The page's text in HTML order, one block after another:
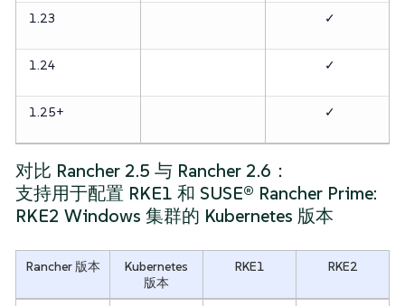
1.23 ✓
1.24 ✓
1.25+ ✓
对比 Rancher 2.5 与 Rancher 2.6：
支持用于配置 RKE1 和 SUSE® Rancher Prime:
RKE2 Windows 集群的 Kubernetes 版本
Rancher 版本
Kubernetes
版本
RKE1 RKE2